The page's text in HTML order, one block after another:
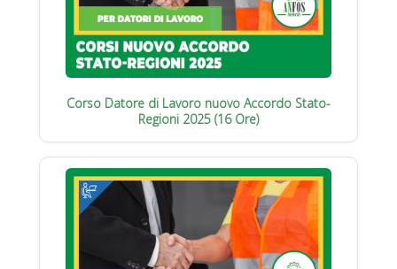
Corso Datore di Lavoro nuovo Accordo Stato-
Regioni 2025 (16 Ore)